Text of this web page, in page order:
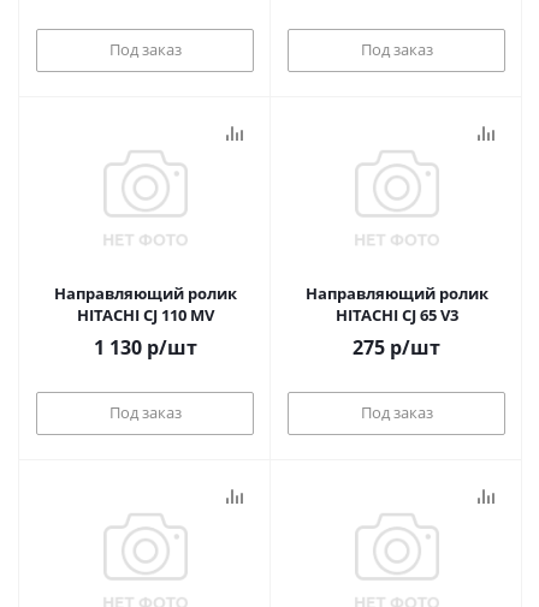
Под заказ Под заказ
Направляющий ролик
HITACHI CJ 110 MV
1 130р/шт
Под заказ
Направляющий ролик
HITACHI CJ 65 V3
275 р/шт
Под заказ